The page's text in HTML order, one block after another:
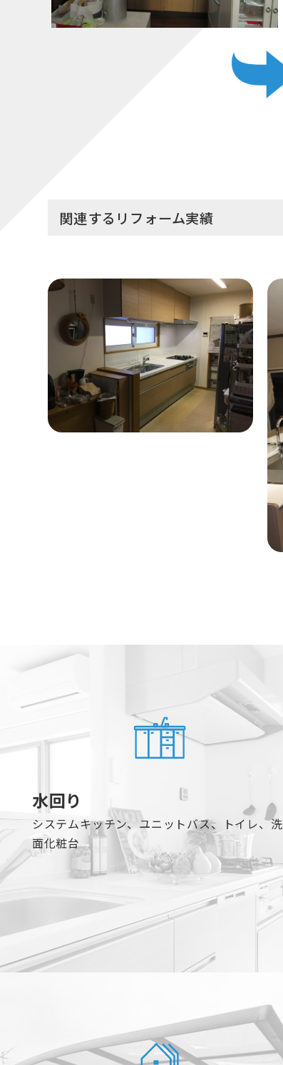
関連するリフォーム実績
水回り
システムキッチン、ユニットバス、トイレ、洗
面化粧台